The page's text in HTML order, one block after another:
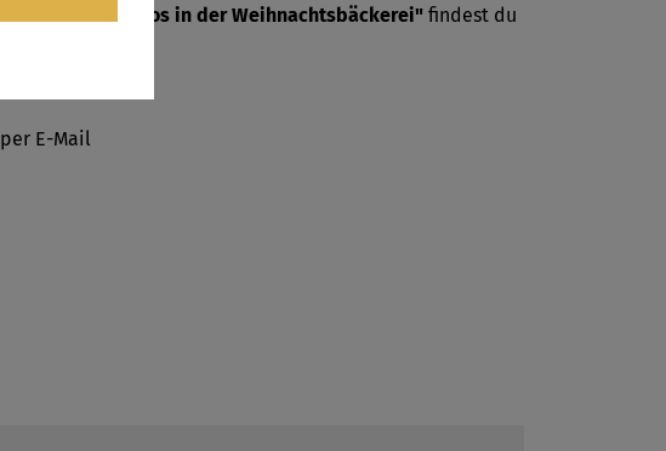
Schatzsuche "Chaos in der Weihnachtsbäckerei" findest du
per E-Mail